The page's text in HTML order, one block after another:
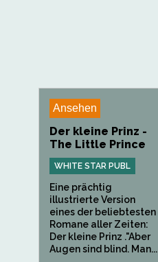
Ansehen
Der kleine Prinz -
The Little Prince
WHITE STAR PUBL
Eine prächtig
illustrierte Version
eines der beliebtesten
Romane aller Zeiten:
Der kleine Prinz ."Aber
Augen sind blind. Man...